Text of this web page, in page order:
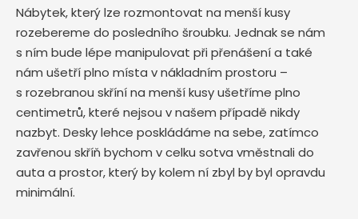
Nábytek, který lze rozmontovat na menší kusy
rozebereme do posledního šroubku. Jednak se nám
s ním bude lépe manipulovat při přenášení a také
nám ušetří plno místa v nákladním prostoru –
s rozebranou skříní na menší kusy ušetříme plno
centimetrů, které nejsou v našem případě nikdy
nazbyt. Desky lehce poskládáme na sebe, zatímco
zavřenou skříň bychom v celku sotva vměstnali do
auta a prostor, který by kolem ní zbyl by byl opravdu
minimální.